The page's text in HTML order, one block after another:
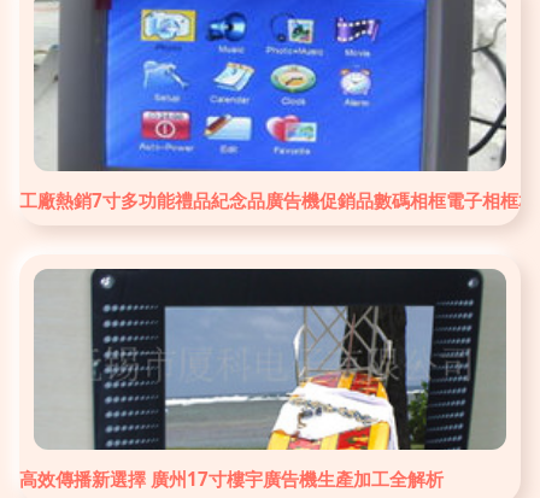
工廠熱銷7寸多功能禮品紀念品廣告機促銷品數碼相框電子相框
高效傳播新選擇 廣州17寸樓宇廣告機生產加工全解析